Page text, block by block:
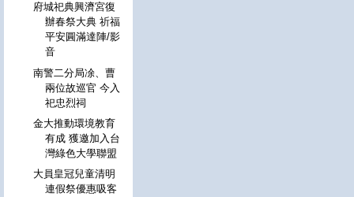
府城祀典興濟宮復
辦春祭大典 祈福
平安圓滿達陣/影
音
南警二分局凃、曹
兩位故巡官 今入
祀忠烈祠
金大推動環境教育
有成 獲邀加入台
灣綠色大學聯盟
大員皇冠兒童清明
連假祭優惠吸客